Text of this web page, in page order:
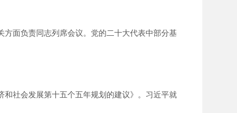
方面负责同志列席会议。党的二十大代表中部分基
社会发展第十五个五年规划的建议》。习近平就